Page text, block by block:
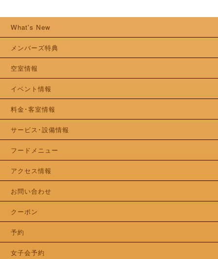
What's New
メンバーズ特典
空室情報
イベント情報
料金･客室情報
サービス･設備情報
フードメニュー
アクセス情報
お問い合わせ
クーポン
予約
女子会予約